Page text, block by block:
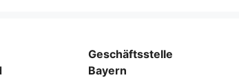
Geschäftsstelle
Bayern